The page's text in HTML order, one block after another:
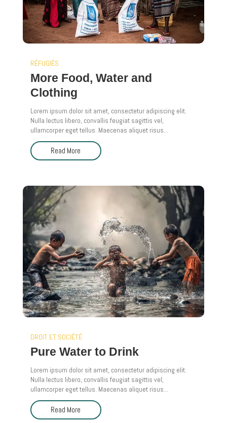
RÉFUGIÉS
More Food, Water and
Clothing
Lorem ipsum dolor sit amet, consectetur adipiscing elit.
Nulla lectus libero, convallis feugiat sagittis vel,
ullamcorper eget tellus. Maecenas aliquet risus...
Read More
DROIT ET SOCIÉTÉ
Pure Water to Drink
Lorem ipsum dolor sit amet, consectetur adipiscing elit.
Nulla lectus libero, convallis feugiat sagittis vel,
ullamcorper eget tellus. Maecenas aliquet risus...
Read More